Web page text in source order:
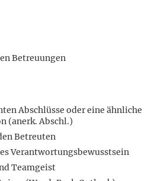
Betreuungen
Abschlüsse oder eine ähnliche
(anerk. Abschl.)
Betreuten
Verantwortungsbewusstsein
Teamgeist
anzeigen